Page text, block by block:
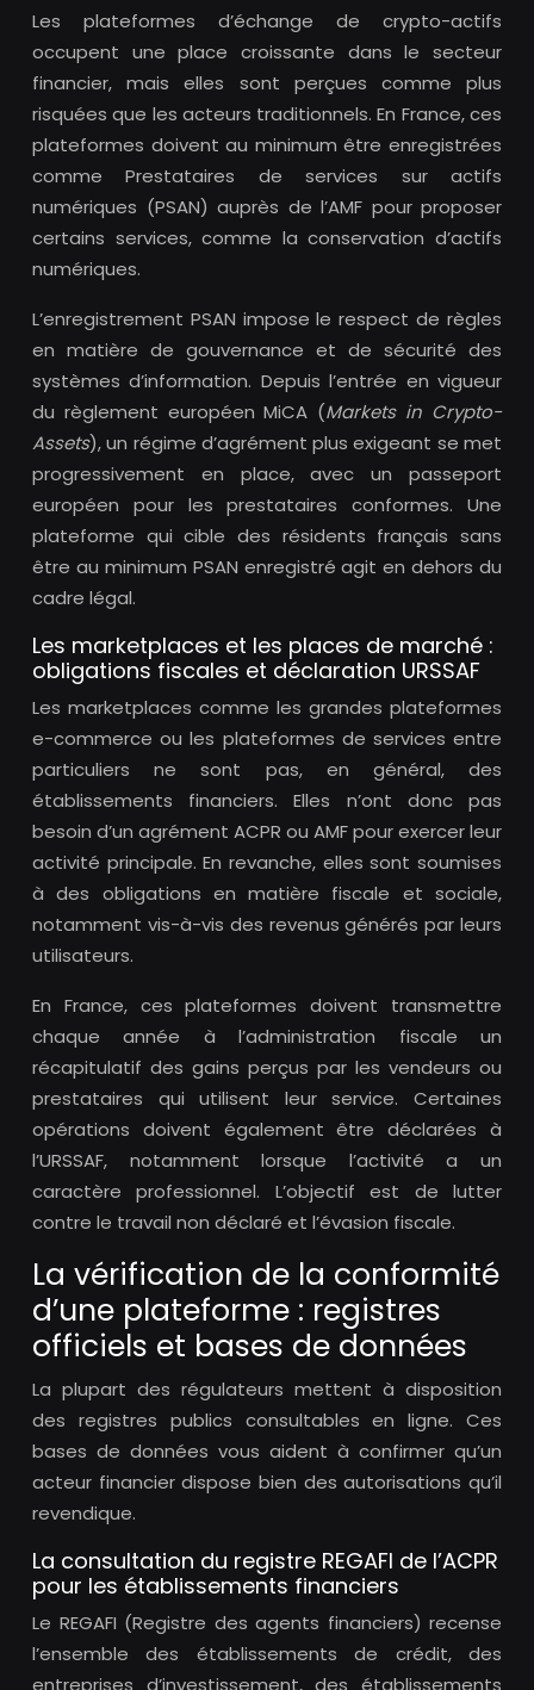
Les plateformes d’échange de crypto-actifs
occupent une place croissante dans le secteur
financier, mais elles sont perçues comme plus
risquées que les acteurs traditionnels. En France, ces
plateformes doivent au minimum être enregistrées
comme Prestataires de services sur actifs
numériques (PSAN) auprès de l’AMF pour proposer
certains services, comme la conservation d’actifs
numériques.
L’enregistrement PSAN impose le respect de règles
en matière de gouvernance et de sécurité des
systèmes d’information. Depuis l’entrée en vigueur
du règlement européen MiCA (Markets in Crypto-
Assets), un régime d’agrément plus exigeant se met
progressivement en place, avec un passeport
européen pour les prestataires conformes. Une
plateforme qui cible des résidents français sans
être au minimum PSAN enregistré agit en dehors du
cadre légal.
Les marketplaces et les places de marché :
obligations fiscales et déclaration URSSAF
Les marketplaces comme les grandes plateformes
e-commerce ou les plateformes de services entre
particuliers ne sont pas, en général, des
établissements financiers. Elles n’ont donc pas
besoin d’un agrément ACPR ou AMF pour exercer leur
activité principale. En revanche, elles sont soumises
à des obligations en matière fiscale et sociale,
notamment vis-à-vis des revenus générés par leurs
utilisateurs.
En France, ces plateformes doivent transmettre
chaque année à l’administration fiscale un
récapitulatif des gains perçus par les vendeurs ou
prestataires qui utilisent leur service. Certaines
opérations doivent également être déclarées à
l’URSSAF, notamment lorsque l’activité a un
caractère professionnel. L’objectif est de lutter
contre le travail non déclaré et l’évasion fiscale.
La vérification de la conformité
d’une plateforme : registres
officiels et bases de données
La plupart des régulateurs mettent à disposition
des registres publics consultables en ligne. Ces
bases de données vous aident à confirmer qu’un
acteur financier dispose bien des autorisations qu’il
revendique.
La consultation du registre REGAFI de l’ACPR
pour les établissements financiers
Le REGAFI (Registre des agents financiers) recense
l’ensemble des établissements de crédit, des
entreprises d’investissement, des établissements